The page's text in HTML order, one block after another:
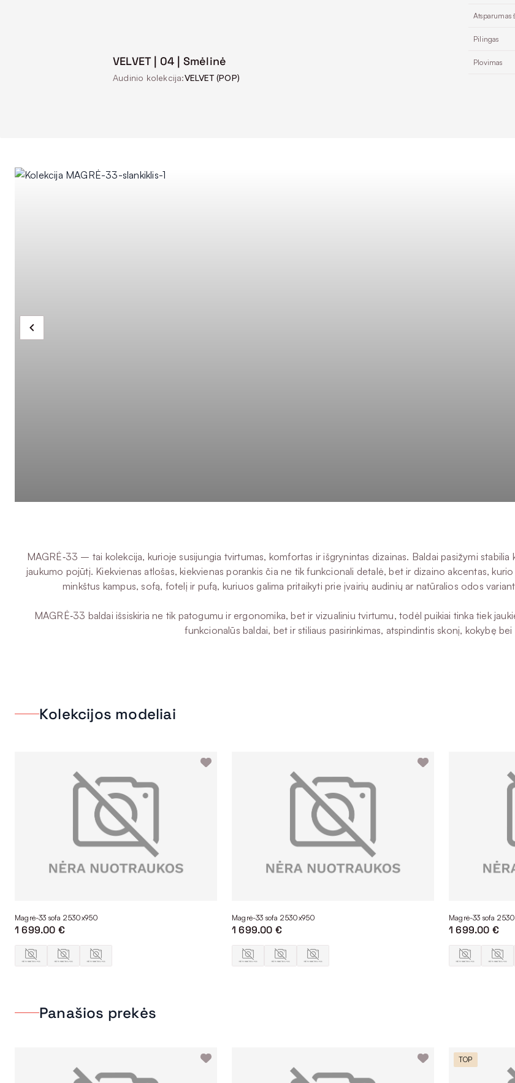
VELVET | 04 | Smėlinė
Audinio kolekcija:VELVET (POP)
Atsparumas
Pilingas
Plovimas
MAGRĖ‑33 – tai kolekcija, kurioje susijungia tvirtumas, komfortas ir išgrynintas dizainas. Baldai pasižymi
jaukumo pojūtį. Kiekvienas atlošas, kiekvienas porankis čia ne tik funkcionali detalė, bet ir dizaino akcentas,
minkštus kampus, sofą, fotelį ir pufą, kuriuos galima pritaikyti prie įvairių audinių ar natūralios odos
MAGRĖ‑33 baldai išsiskiria ne tik patogumu ir ergonomika, bet ir vizualiniu tvirtumu, todėl puikiai tinka tiek
funkcionalūs baldai, bet ir stiliaus pasirinkimas, atspindintis skonį, kokybę
Kolekcijos modeliai
Magrė-33 sofa 2530x950
1 699.00 €
Magrė-33 sofa 2530x950
1 699.00 €
Magrė-33 sofa
1 699.00 €
Panašios prekės
TOP